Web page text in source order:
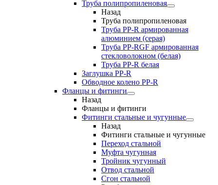
Труба полипропиленовая
Назад
Труба полипропиленовая
Труба PP-R армированная
алюминием (серая)
Труба PP-RGF армированная
стекловолокном (белая)
Труба РР-R белая
Заглушка PP-R
Обводное колено PP-R
Фланцы и фитинги
Назад
Фланцы и фитинги
Фитинги стальные и чугунные
Назад
Фитинги стальные и чугунные
Переход стальной
Муфта чугунная
Тройник чугунный
Отвод стальной
Сгон стальной